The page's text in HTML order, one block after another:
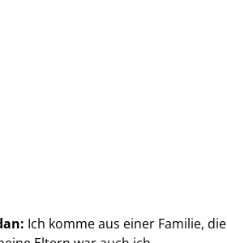
Ich komme aus einer Familie, die